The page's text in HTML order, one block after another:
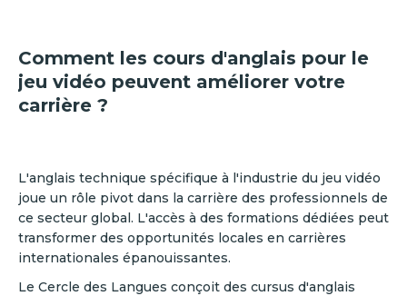
Comment les cours d'anglais pour le
jeu vidéo peuvent améliorer votre
carrière ?
L'anglais technique spécifique à l'industrie du jeu vidéo
joue un rôle pivot dans la carrière des professionnels de
ce secteur global. L'accès à des formations dédiées peut
transformer des opportunités locales en carrières
internationales épanouissantes.
Le Cercle des Langues conçoit des cursus d'anglais